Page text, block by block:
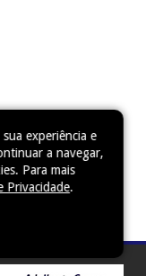
experiência e
a navegar,
Para mais
Privacidade.